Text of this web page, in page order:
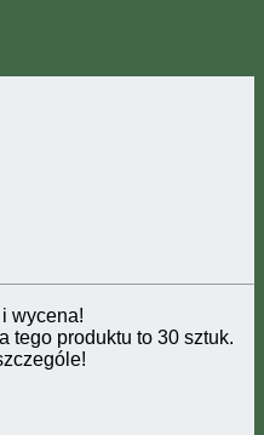
wycena!
tego produktu to 30 sztuk.